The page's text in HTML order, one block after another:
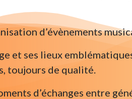
d’évènements
et ses lieux
toujours de qualité.
d’échanges entre